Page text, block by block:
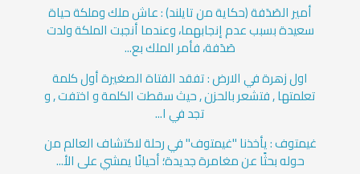
أمير الصَدَفة (حكاية من تايلند) : عاش ملك وملكة حياة
سعيدة بسبب عدم إنجابهما، وعندما أنجبت الملكة ولدت
صَدَفة، فأمر الملك بع...
اول زهرة في الارض : تفقد الفتاة الصغيرة أول كلمة
تعلمتها , فتشعر بالحزن , حيث سقطت الكلمة و اختفت , و
تجد في ا...
غيمتوف : يأخذنا "غيمتوف" في رحلة لاكتشاف العالم من
حوله بحثًا عن مغامرة جديدة؛ أحيانًا يمشي على الأ...